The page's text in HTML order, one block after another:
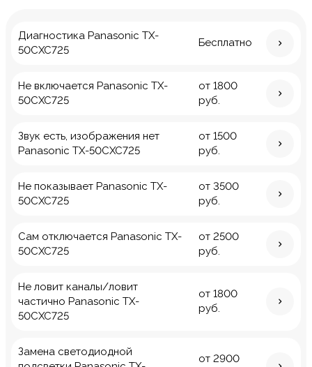
Диагностика Panasonic TX-
50CXC725
Бесплатно
Не включается Panasonic TX-
50CXC725
от 1800
руб.
Звук есть, изображения нет
Panasonic TX-50CXC725
от 1500
руб.
Не показывает Panasonic TX-
50CXC725
от 3500
руб.
Сам отключается Panasonic TX-
50CXC725
от 2500
руб.
Не ловит каналы/ловит
частично Panasonic TX-
50CXC725
от 1800
руб.
Замена светодиодной
от 2900